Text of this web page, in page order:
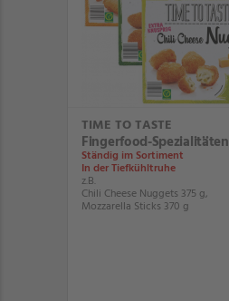
TIME TO TASTE
Fingerfood-Spezialitäten
Ständig im Sortiment
In der Tiefkühltruhe
z.B.
Chili Cheese Nuggets 375 g,
Mozzarella Sticks 370 g